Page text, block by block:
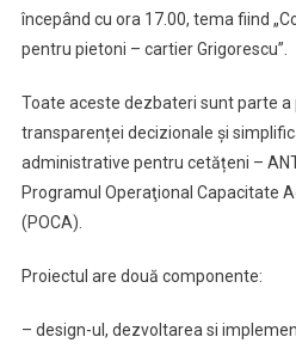
începând cu ora 17.00, tema fiind
pentru pietoni – cartier Grigorescu”.
Toate aceste dezbateri sunt parte a
transparenței decizionale și
administrative pentru cetățeni –
Programul Operaţional Capacitate
(POCA).
Proiectul are două componente:
– design-ul, dezvoltarea si